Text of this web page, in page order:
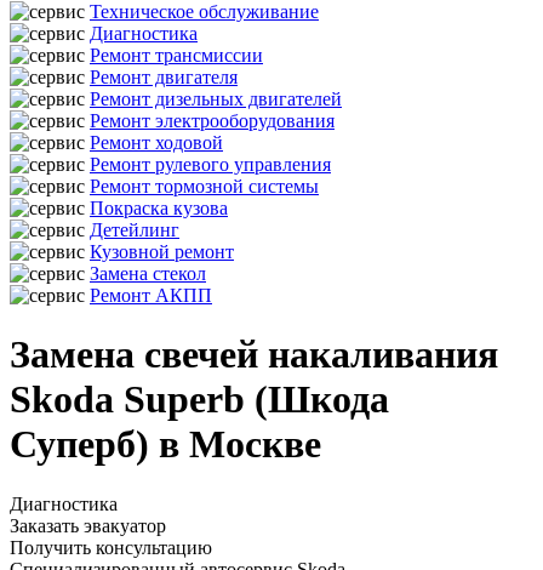
Техническое обслуживание
Диагностика
Ремонт трансмиссии
Ремонт двигателя
Ремонт дизельных двигателей
Ремонт электрооборудования
Ремонт ходовой
Ремонт рулевого управления
Ремонт тормозной системы
Покраска кузова
Детейлинг
Кузовной ремонт
Замена стекол
Ремонт АКПП
Замена свечей накаливания
Skoda Superb (Шкода
Суперб) в Москве
Диагностика
Заказать эвакуатор
Получить консультацию